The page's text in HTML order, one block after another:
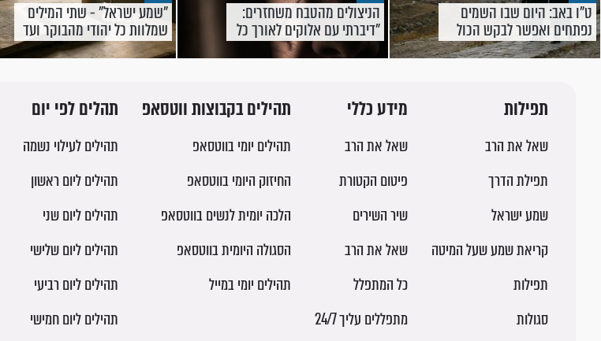
ט"ו באב: היום שבו השמים
נפתחים ואפשר לבקש הכול
הניצולים מהטבח משחזרים:
"דיברתי עם אלוקים לאורך כל
הדרך"
"שמע ישראל" - שתי המילים
שמלוות כל יהודי מהבוקר ועד
הרגע הכי גדול בחיים
תפילות
שאל את הרב
תפילת הדרך
שמע ישראל
קריאת שמע שעל המיטה
תפילות
סגולות
מידע כללי
שאל את הרב
פיטום הקטורת
שיר השירים
שאל את הרב
כל המתפלל
מתפללים עליך 24/7
תהילים בקבוצות ווטסאפ
תהילים יומי בווטסאפ
החיזוק היומי בווטסאפ
הלכה יומית לנשים בווטסאפ
הסגולה היומית בווטסאפ
תהילים יומי במייל
תהלים לפי יום
תהילים לעילוי נשמה
תהילים ליום ראשון
תהילים ליום שני
תהילים ליום שלישי
תהילים ליום רביעי
תהילים ליום חמישי